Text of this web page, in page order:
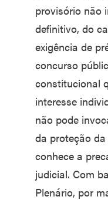
provisório não
definitivo, do
exigência de
concurso
constitucional
interesse
não pode
da proteção
conhece a
judicial. Com
Plenário, por